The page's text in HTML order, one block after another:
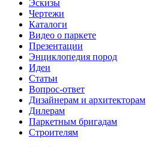
Эскизы
Чертежи
Каталоги
Видео о паркете
Презентации
Энциклопедия пород
Идеи
Статьи
Вопрос-ответ
Дизайнерам и архитекторам
Дилерам
Паркетным бригадам
Строителям